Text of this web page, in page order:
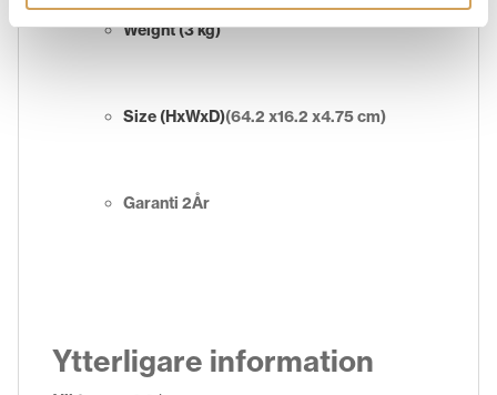
Weight(3 kg)
Size (HxWxD)(64.2 x16.2 x4.75 cm)
Garanti 2År
Ytterligare information